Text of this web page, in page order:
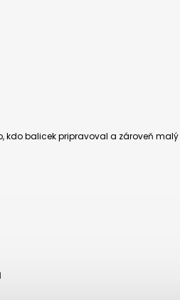
balicek pripravoval a zároveň